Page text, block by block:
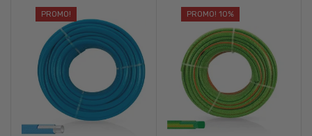
PROMO! PROMO! 10%